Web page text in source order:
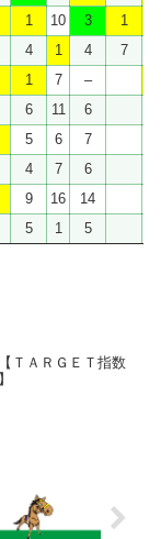
1 10 3 1
4 1 4 7
1 7 –
6 11 6
5 6 7
4 7 6
9 16 14
5 1 5
ＴＡＲＧＥＴ指数